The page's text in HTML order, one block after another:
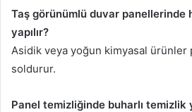
Taş görünümlü duvar panellerinde
yapılır?
Asidik veya yoğun kimyasal
soldurur.
Panel temizliğinde buharlı temizlik